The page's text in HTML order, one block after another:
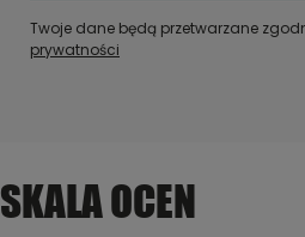
Twoje dane będą przetwarzane
prywatności
SKALA OCEN